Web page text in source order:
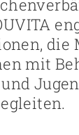
die
mit